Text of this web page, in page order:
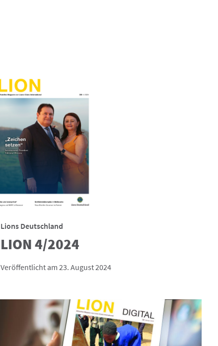
Lions Deutschland
LION 4/2024
Veröffentlicht am 23. August 2024